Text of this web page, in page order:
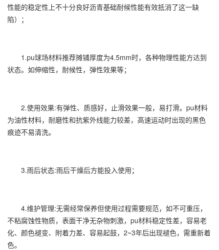
性能的稳定性上不十分良好沥青基础耐候性能有效抵消了这一缺
陷）；
1.pu球场材料推荐摊铺厚度为4.5mm时，各种物理性能方达到
状态。如伸缩性，耐候性，弹性效果等；
2.使用效果:有弹性、质感好，止滑效果一般，易打滑。pu材料
为油性材料，耐磨性和抗紫外线能力较差，高速运动时出现的黑色
痕迹不易清洗。
3.雨后状态:雨后干燥后方能投入使用；
4.维护管理:无需经常保养但使用过程需要规范，如不可重压，
不粘腐蚀性物质，表面干净无杂物刺激，pu材料稳定性差，容易老
化、颜色褪变、附着力差、容易起鼓，2~3年后出现褪色，需重新着
色。